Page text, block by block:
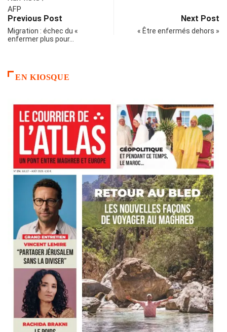
Previous Post
Migration : échec du «
enfermer plus pour…
Next Post
« Être enfermés dehors »
EN KIOSQUE